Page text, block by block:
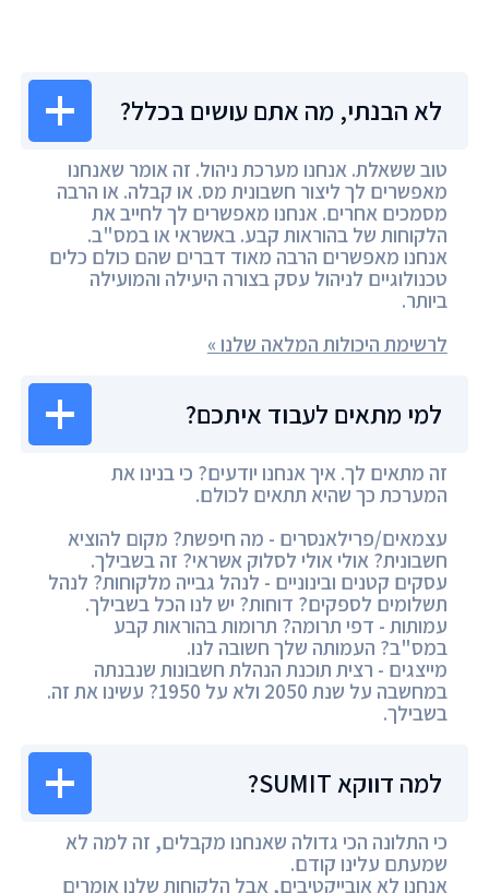
לא הבנתי, מה אתם עושים בכלל?
טוב ששאלת. אנחנו מערכת ניהול. זה אומר שאנחנו
מאפשרים לך ליצור חשבונית מס. או קבלה. או הרבה
מסמכים אחרים. אנחנו מאפשרים לך לחייב את
הלקוחות של בהוראות קבע. באשראי או במס"ב.
אנחנו מאפשרים הרבה מאוד דברים שהם כולם כלים
טכנולוגיים לניהול עסק בצורה היעילה והמועילה
ביותר.
לרשימת היכולות המלאה שלנו »
למי מתאים לעבוד איתכם?
זה מתאים לך. איך אנחנו יודעים? כי בנינו את
המערכת כך שהיא תתאים לכולם.
עצמאים/פרילאנסרים - מה חיפשת? מקום להוציא
חשבונית? אולי אולי לסלוק אשראי? זה בשבילך.
עסקים קטנים ובינוניים - לנהל גבייה מלקוחות? לנהל
תשלומים לספקים? דוחות? יש לנו הכל בשבילך.
עמותות - דפי תרומה? תרומות בהוראות קבע
במס"ב? העמותה שלך חשובה לנו.
מייצגים - רצית תוכנת הנהלת חשבונות שנבנתה
במחשבה על שנת 2050 ולא על 1950? עשינו את זה.
בשבילך.
למה דווקא SUMIT?
כי התלונה הכי גדולה שאנחנו מקבלים, זה למה לא
שמעתם עלינו קודם.
אנחנו לא אובייקטיבים, אבל הלקוחות שלנו אומרים